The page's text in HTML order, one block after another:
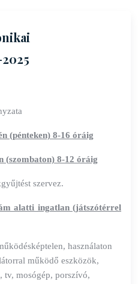
(pénteken) 8-16 óráig
(szombaton) 8-12 óráig
szervez.
alatti ingatlan (játszótérrel
használaton
működő eszközök,
tv, mosógép, porszívó,